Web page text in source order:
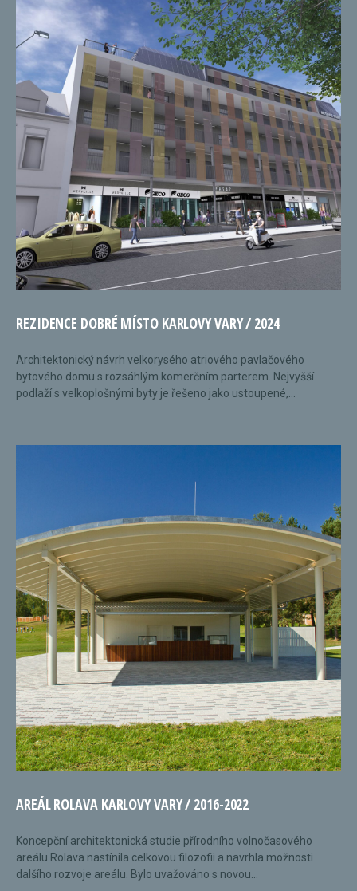
REZIDENCE DOBRÉ MÍSTO KARLOVY VARY / 2024
Architektonický návrh velkorysého atriového pavlačového
bytového domu s rozsáhlým komerčním parterem. Nejvyšší
podlaží s velkoplošnými byty je řešeno jako ustoupené,...
AREÁL ROLAVA KARLOVY VARY / 2016-2022
Koncepční architektonická studie přírodního volnočasového
areálu Rolava nastínila celkovou filozofii a navrhla možnosti
dalšího rozvoje areálu. Bylo uvažováno s novou...